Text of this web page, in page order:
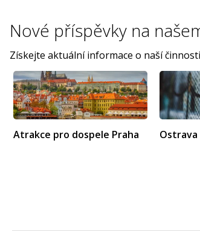
Nové příspěvky na
Získejte aktuální informace o naší
Atrakce pro dospele Praha